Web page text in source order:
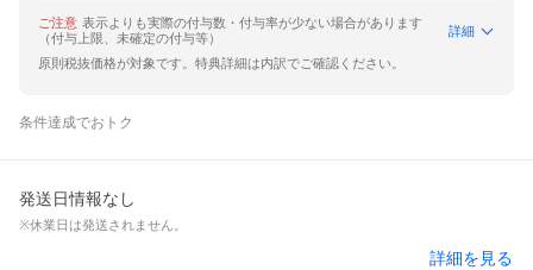
ご注意 表示よりも実際の付与数・付与率が少ない場合があります
（付与上限、未確定の付与等）
詳細
原則税抜価格が対象です。特典詳細は内訳でご確認ください。
条件達成でおトク
発送日情報なし
※休業日は発送されません。
詳細を見る